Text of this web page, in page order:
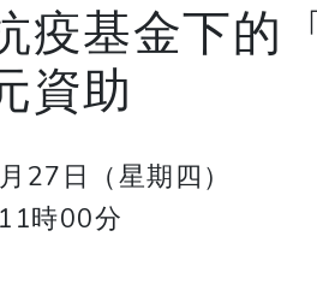
疫基金下的
資助
27日（星期四）
時00分